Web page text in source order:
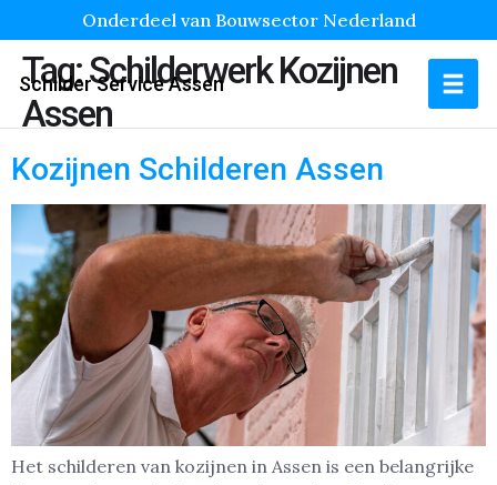
Onderdeel van Bouwsector Nederland
Schilder Service Assen
Tag:Schilderwerk Kozijnen
Assen
Kozijnen Schilderen Assen
Het schilderen van kozijnen in Assen is een belangrijke